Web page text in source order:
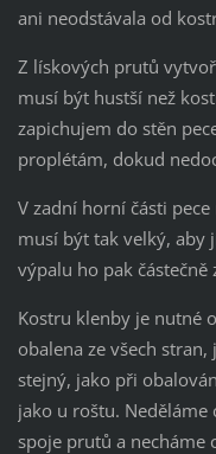
ani neodstávala od
Z lískových prutů
musí být hustší než
zapichujem do stěn
proplétám, dokud
V zadní horní části
musí být tak velký, aby
výpalu ho pak
Kostru klenby je nutné
obalena ze všech
stejný, jako při
jako u roštu.
spoje prutů a necháme